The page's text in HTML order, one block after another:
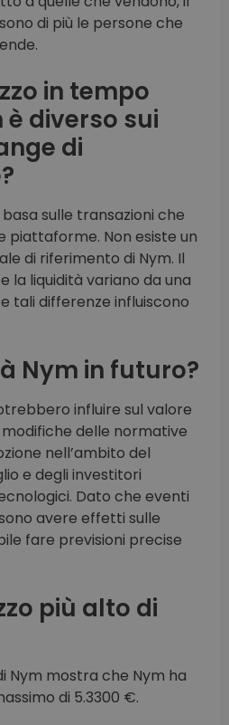
di più le persone che
in tempo
è diverso sui
di
sulle transazioni che
piattaforme. Non esiste un
di riferimento di Nym. Il
la liquidità variano da una
tali differenze influiscono
Nym in futuro?
influire sul valore
delle normative
nell’ambito del
e degli investitori
Dato che eventi
avere effetti sulle
fare previsioni precise
più alto di
Nym mostra che Nym ha
di 5.3300 €.